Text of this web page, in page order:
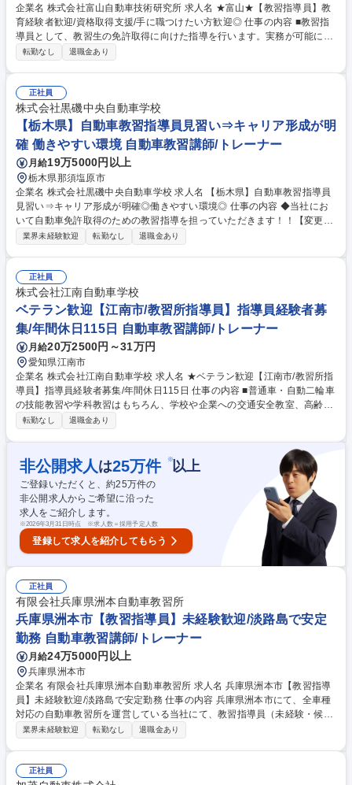
企業名 株式会社富山自動車技術研究所 求人名 ★富山★【教習指導員】教
育経験者歓迎/資格取得支援/手に職つけたい方歓迎◎ 仕事の内容 ■教習指
導員として、教習生の免許取得に向けた指導を行います。実務が可能にな
るまで、しっかりとフォロー体制がありますのでご安心ください。★資格
通自動車教習指導員の資格の取得を1年以内に目指していただき、取得後
は教習生に対して運転技術や交通ルールの指導を行い、安全運転の重要性
を教えます。資格取得に向けては、年に2～3回実施される資格試験に合格
する必要がありますが、丁寧な指導とサポートがあるため安心して取り組
めます。 募集職種 ★富山★【教習指導員】教育経験者歓迎/資格取得支援/
手に職つけたい方歓迎◎
転勤なし 退職金あり
正社員
株式会社黒磯中央自動車学校
【栃木県】自動車教習指導員見習い⇒キャリア形成が明
確 働きやすい環境 自動車教習講師/トレーナー
月給19万5000円以上
栃木県那須塩原市
企業名 株式会社黒磯中央自動車学校 求人名 【栃木県】自動車教習指導員
見習い⇒キャリア形成が明確◎働きやすい環境◎ 仕事の内容 ◆当社にお
いて自動車免許取得のための教習指導を担っていただきます！！【変更の
範囲：当社業務全般】 教習指導員になるまで（平均1～2年）教習指導員
輪免許を取得して頂きます。（補助制度あり）教習指導員資格取得後は教
習指導（技能、学科、講習）を行いながら、他の車種の資格取得、教材作
成、イベント立案、集客、情報発信等々様々な業務に携わります。 募集職
種 【栃木県】自動車教習指導員見習い⇒キャリア形成が明確◎働きやすい
環境◎
業界未経験歓迎 転勤なし 退職金あり
正社員
株式会社江南自動車学校
ベテラン歓迎【江南市/教習所指導員】指導員経験者募
集/年間休日115日 自動車教習講師/トレーナー
月給20万2500円～31万円
愛知県江南市
企業名 株式会社江南自動車学校 求人名 ★ベテラン歓迎【江南市/教習所指
導員】指導員経験者募集/年間休日115日 仕事の内容 ■普通車・自動二輪車
の技能教習や学科教習はもちろん、学校や企業への交通安全教室、高齢者
講習など地域の交通安全センターとして様々な教育活動や情報発信をお任
ており、「褒めて育てる教習所」を目指しております。 【当校の特徴】広
い教習コースと指導員による暖かみのある教習、受講者様への充実した送
迎サービスで選ばれ続けています。地域のイベントやホームページを通し
て地域へ交通安全についての情報発信も行い、地域に根差した学校運営を
行っています。 ※変更の範囲：会社の定める業務 募集職種 ★ベテラン歓
迎【江南市/教習所指導員】指導員経験者募集/年間休日115日
転勤なし 退職金あり
非公開求人 は25万件 ※以上
ご登録いただくと、約25万件の
非公開求人からご希望に沿った
求人をご紹介します。
※2026年3月31日時点 ※求人数＝採用予定人数
登録して求人を紹介してもらう
正社員
有限会社兵庫県洲本自動車教習所
兵庫県洲本市【教習指導員】未経験歓迎/淡路島で安定
勤務 自動車教習講師/トレーナー
月給24万5000円以上
兵庫県洲本市
企業名 有限会社兵庫県洲本自動車教習所 求人名 兵庫県洲本市【教習指導
員】未経験歓迎/淡路島で安定勤務 仕事の内容 兵庫県洲本市にて、全車種
対応の自動車教習所を運営している当社にて、教習指導員（未経験・候補
生）をお任せいたします。入社後はまず、教習指導員資格の取得を目指し
配車管理の補助業務 ■資格取得支援：指定の教習所での事後教習や試験対
業界未経験歓迎 転勤なし 退職金あり
正社員